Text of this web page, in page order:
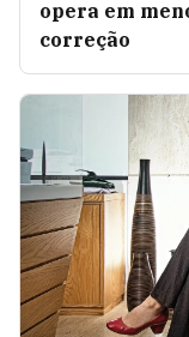
opera em
correção